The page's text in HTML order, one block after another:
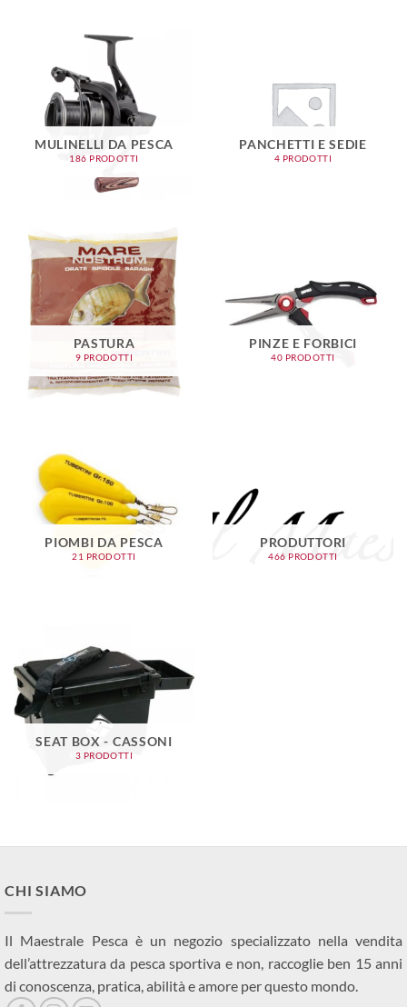
MULINELLI DA PESCA
186 PRODOTTI
PANCHETTI E SEDIE
4 PRODOTTI
PASTURA
9 PRODOTTI
PINZE E FORBICI
40 PRODOTTI
PIOMBI DA PESCA
21 PRODOTTI
PRODUTTORI
466 PRODOTTI
SEAT BOX - CASSONI
3 PRODOTTI
CHI SIAMO
Il Maestrale Pesca è un negozio specializzato nella vendita
dell’attrezzatura da pesca sportiva e non, raccoglie ben 15 anni
di conoscenza, pratica, abilità e amore per questo mondo.